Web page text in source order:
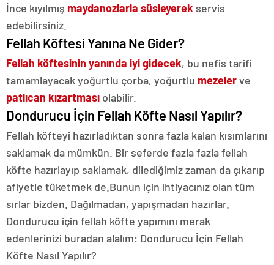
İnce kıyılmış maydanozlarla süsleyerek servis
edebilirsiniz.
Fellah Köftesi Yanına Ne Gider?
Fellah köftesinin yanında iyi gidecek, bu nefis tarifi
tamamlayacak yoğurtlu çorba, yoğurtlu mezelerve
patlıcan kızartması olabilir.
Dondurucu İçin Fellah Köfte Nasıl Yapılır?
Fellah köfteyi hazırladıktan sonra fazla kalan kısımlarını
saklamak da mümkün. Bir seferde fazla fazla fellah
köfte hazırlayıp saklamak, dilediğimiz zaman da çıkarıp
afiyetle tüketmek de.Bunun için ihtiyacınız olan tüm
sırlar bizden. Dağılmadan, yapışmadan hazırlar.
Dondurucu için fellah köfte yapımını merak
edenlerinizi buradan alalım: Dondurucu İçin Fellah
Köfte Nasıl Yapılır?